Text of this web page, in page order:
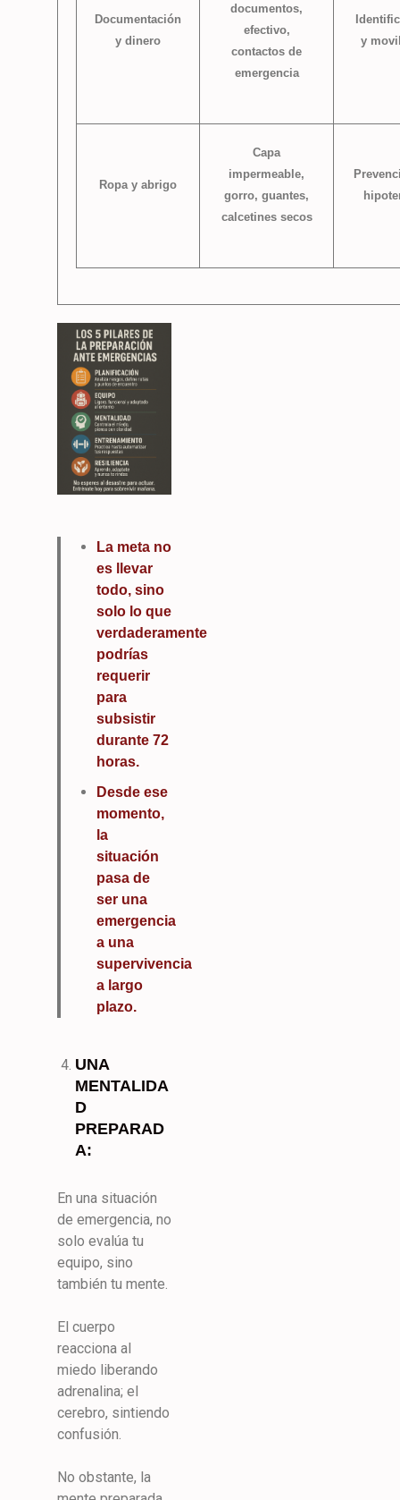
Documentación
y dinero
documentos,
efectivo,
contactos de
emergencia
y
Ropa y abrigo
Capa
impermeable,
gorro, guantes,
calcetines secos
La meta no
es llevar
todo, sino
solo lo que
verdaderamente
podrías
requerir
para
subsistir
durante 72
horas.
Desde ese
momento,
la
situación
pasa de
ser una
emergencia
a una
supervivencia
a largo
plazo.
UNA
MENTALIDA
D
PREPARAD
A:
En una situación
de emergencia, no
solo evalúa tu
equipo, sino
también tu mente.
El cuerpo
reacciona al
miedo liberando
adrenalina; el
cerebro, sintiendo
confusión.
No obstante, la